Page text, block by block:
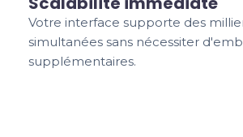
Votre interface supporte des
simultanées sans nécessiter
supplémentaires.